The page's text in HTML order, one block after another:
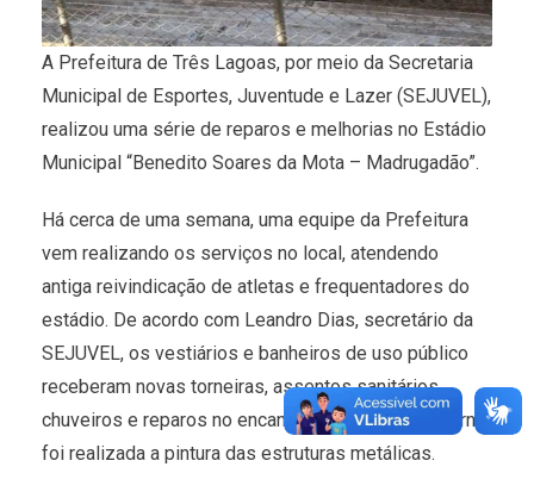
A Prefeitura de Três Lagoas, por meio da Secretaria
Municipal de Esportes, Juventude e Lazer (SEJUVEL),
realizou uma série de reparos e melhorias no Estádio
Municipal “Benedito Soares da Mota – Madrugadão”.
Há cerca de uma semana, uma equipe da Prefeitura
vem realizando os serviços no local, atendendo
antiga reivindicação de atletas e frequentadores do
estádio. De acordo com Leandro Dias, secretário da
SEJUVEL, os vestiários e banheiros de uso público
receberam novas torneiras, assentos sanitários,
chuveiros e reparos no encanamento. Na área interna
foi realizada a pintura das estruturas metálicas.